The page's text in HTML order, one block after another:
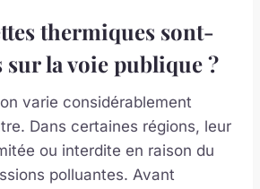
thermiques sont-
sur la voie publique ?
varie considérablement
Dans certaines régions, leur
ou interdite en raison du
polluantes. Avant